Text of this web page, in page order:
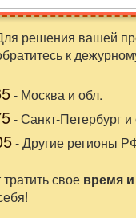
решения вашей
к
- Москва и обл.
- Санкт-Петербург и
- Другие регионы
свое время